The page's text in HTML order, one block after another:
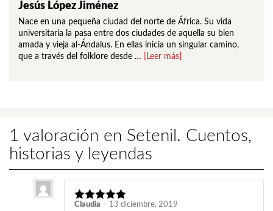
Jesús López Jiménez
Nace en una pequeña ciudad del norte de África. Su vida
universitaria la pasa entre dos ciudades de aquella su bien
amada y vieja al-Ándalus. En ellas inicia un singular camino,
que a través del folklore desde …
[Leer más]
1 valoración en Setenil. Cuentos,
historias y leyendas
Claudia – 13 diciembre, 2019